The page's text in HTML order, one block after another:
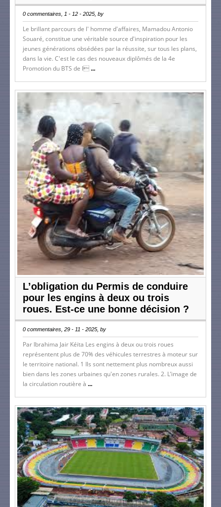
0 commentaires, 1 - 12 - 2025, by
Le brillant parcours de l' homme d'affaires, Mamadou Antonio
Souaré, constitue une véritable source d'inspiration pour les
jeunes générations obsédées par la réussite, sur tous les plans,
dans la vie. C'est le cas des nouveaux diplômés de la 4e
Promotion du BTS de l...
L’obligation du Permis de conduire
pour les engins à deux ou trois
roues. Est-ce une bonne décision ?
0 commentaires, 29 - 11 - 2025, by
Par Ibrahima Jair Kéïta Les engins à deux ou trois roues
représentent plus de 70% des véhicules terrestres à moteur sur
le territoire national. 1 Ils sont nettement plus nombreux aussi
bien dans les zones urbaines qu'en zones rurales. 2. L’image de
la circulation routière à ...